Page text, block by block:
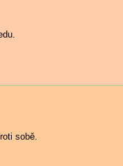
sobě.